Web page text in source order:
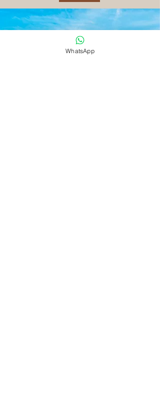
WhatsApp